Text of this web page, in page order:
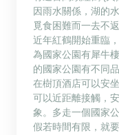
因雨水關係，湖的
覓食困難而一去不
近年紅鶴開始重臨
為國家公園有犀牛
的國家公園有不同
在樹頂酒店可以安
可以近距離接觸，
象。多走一個國家
假若時間有限，就